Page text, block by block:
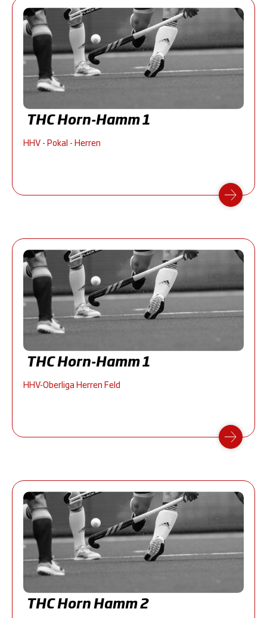
THC Horn-Hamm 1
HHV - Pokal - Herren
THC Horn-Hamm 1
HHV-Oberliga Herren Feld
THC Horn Hamm 2